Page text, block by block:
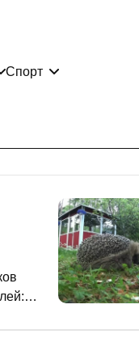
Спорт